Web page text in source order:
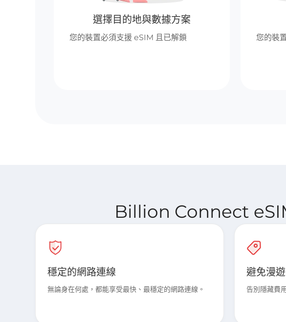
選擇目的地與數據方案
您的裝置必須支援 eSIM 且已解鎖 您的裝
Billion Connect
穩定的網路連線
無論身在何處，都能享受最快、最穩定的網路連線。
避免漫
告別隱藏費